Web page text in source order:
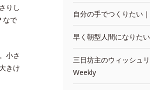
りし
なで
小さ
きけ
自分の手でつくりたい
早く朝型人間になりた
三日坊主のウィッシュ
Weekly